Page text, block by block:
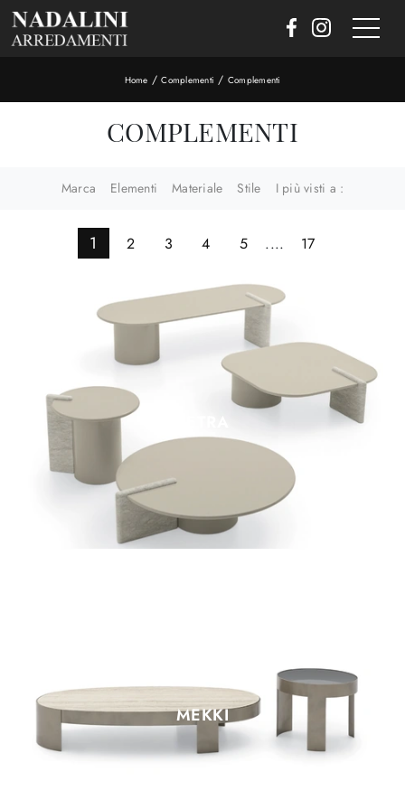
Home /Complementi / Complementi
COMPLEMENTI
Marca Elementi Materiale Stile I più visti a :
1 2 3 4 5 .... 17
MEKKI